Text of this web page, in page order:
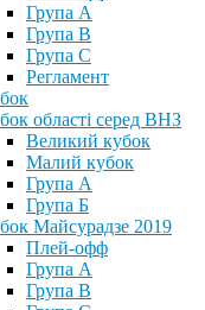
Група А
Група В
Група С
Регламент
області серед ВНЗ
Великий кубок
Малий кубок
Група А
Група Б
Майсурадзе 2019
Плей-офф
Група А
Група В